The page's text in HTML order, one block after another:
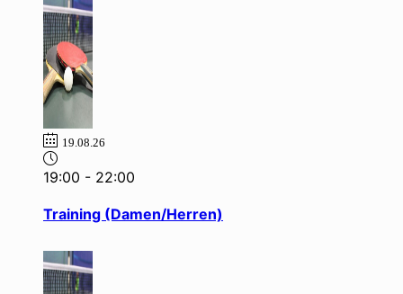
19.08.26
19:00 - 22:00
Training (Damen/Herren)